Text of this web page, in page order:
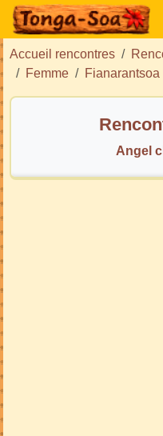
Accueil rencontres
Femme
Fianarantsoa
Angel